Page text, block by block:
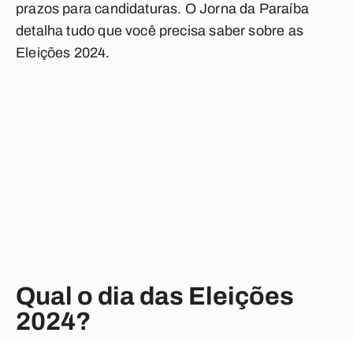
prazos para candidaturas. O Jorna da Paraíba
detalha tudo que você precisa saber sobre as
Eleições 2024.
Qual o dia das Eleições
2024?